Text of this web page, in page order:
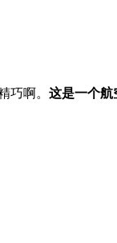
巧啊。 这是一个航